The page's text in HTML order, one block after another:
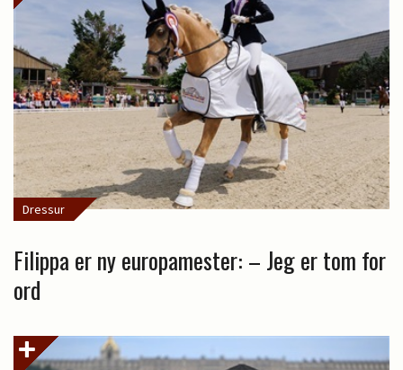
Dressur
Filippa er ny europamester: – Jeg er tom for
ord